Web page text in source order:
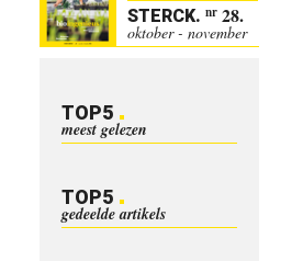
STERCK. nr 28.
oktober - november
TOP5
meest gelezen
TOP5
gedeelde artikels